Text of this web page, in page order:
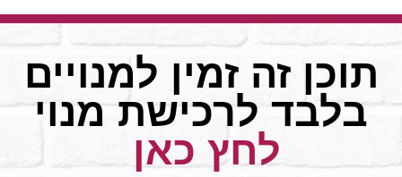
תוכן זה זמין למנויים
בלבד לרכישת מנוי
לחץ כאן